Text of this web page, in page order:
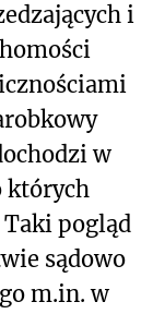
i
w
których
pogląd
sądowo
m.in. w